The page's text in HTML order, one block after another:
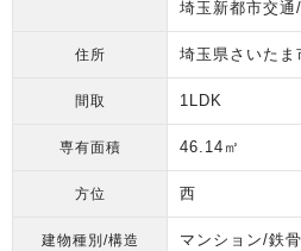
埼玉新都市交
住所 埼玉県さいたま
間取 1LDK
専有面積 46.14㎡
方位 西
建物種別/構造 マンション/鉄